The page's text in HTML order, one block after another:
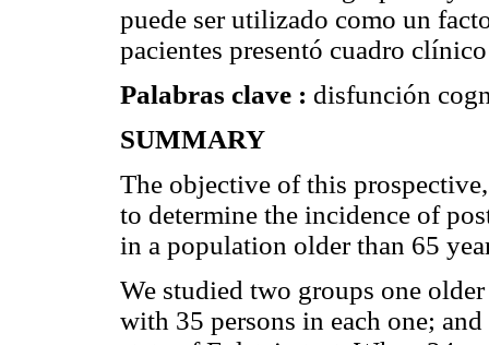
puede ser utilizado como un
pacientes presentó cuadro
Palabras clave : disfunción
SUMMARY
The objective of this
to determine the incidence of
in a population older than 65
We studied two groups one
with 35 persons in each one;